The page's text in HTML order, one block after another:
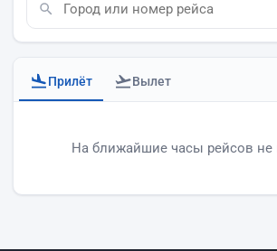
Прилёт Вылет
На ближайшие часы рейсов не